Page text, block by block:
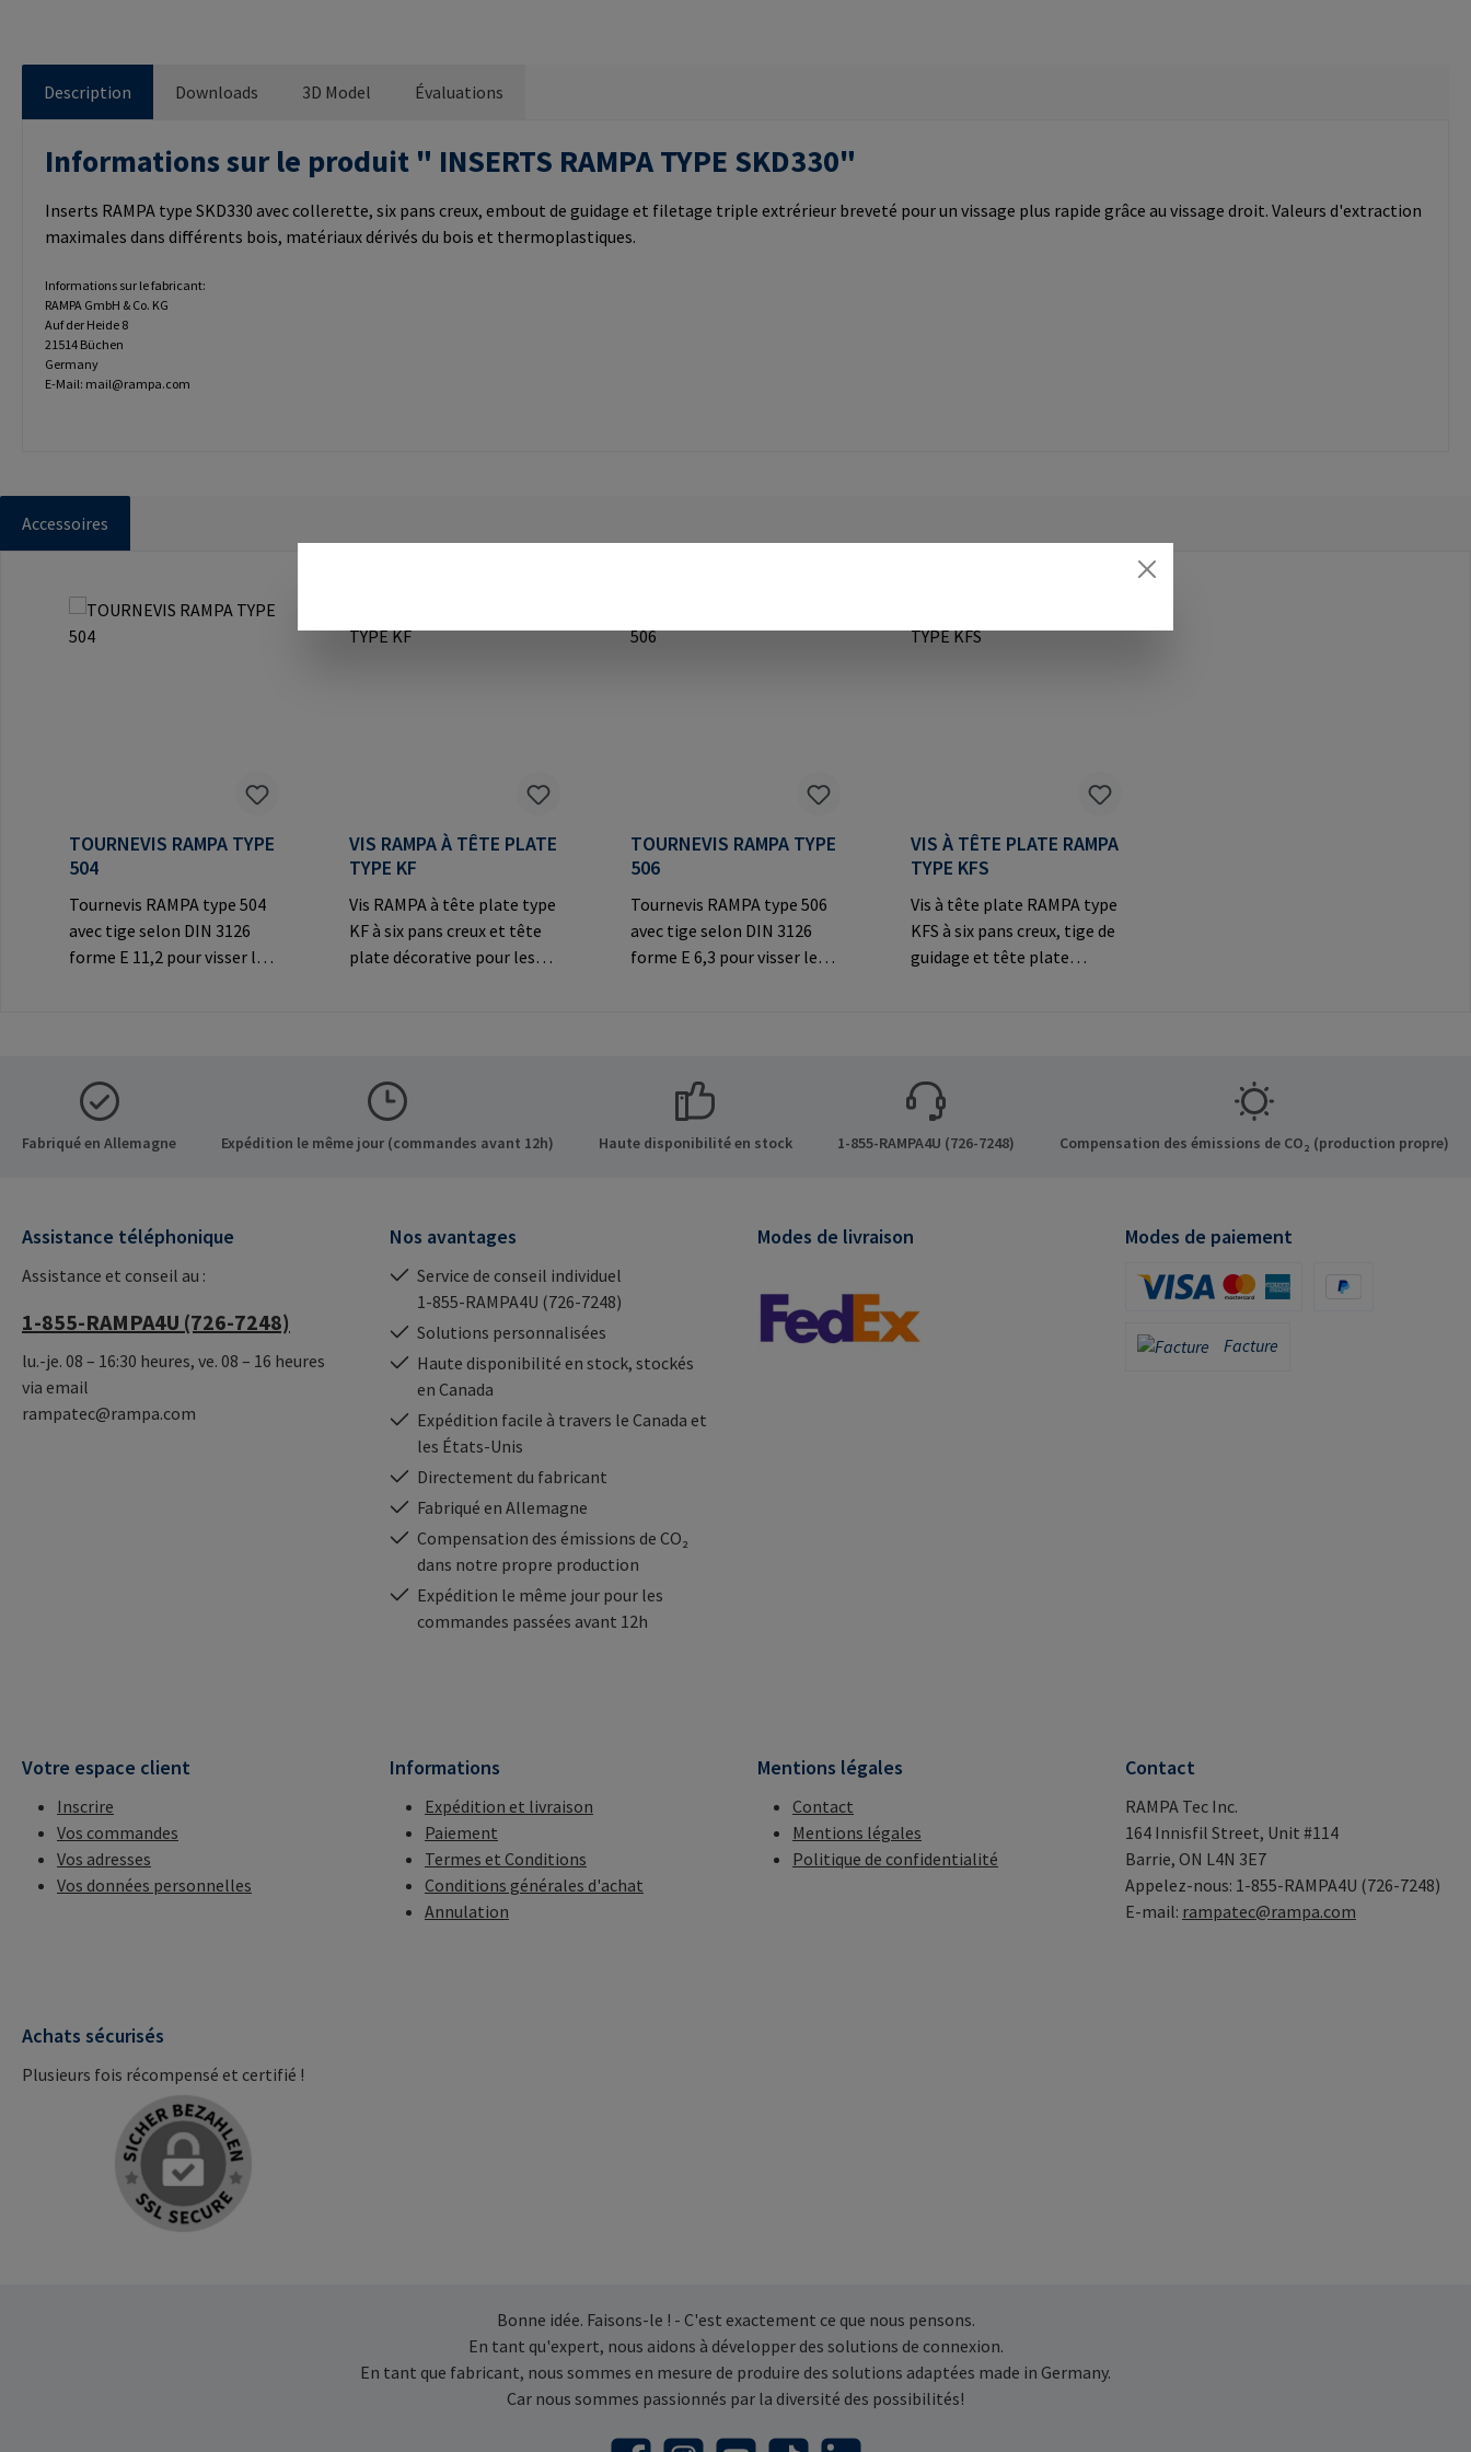
Description Downloads 3D Model Évaluations
Informations sur le produit " INSERTS RAMPA TYPE SKD330"
Inserts RAMPA type SKD330 avec collerette, six pans creux, embout de guidage et filetage triple extrérieur breveté pour un vissage plus rapide grâce au vissage droit. Valeurs d'extraction
maximales dans différents bois, matériaux dérivés du bois et thermoplastiques.
Informations sur le fabricant:
RAMPA GmbH & Co. KG
Auf der Heide 8
21514 Büchen
Germany
E-Mail: mail@rampa.com
Accessoires
TOURNEVIS RAMPA TYPE
504
Tournevis RAMPA type 504
avec tige selon DIN 3126
forme E 11,2 pour visser les
RAMPA.Informations sur le
fabricant: RAMPA GmbH &
Co. KG Auf der Heide 8 21514
VIS RAMPA À TÊTE PLATE
TYPE KF
Vis RAMPA à tête plate type
KF à six pans creux et tête
plate décorative pour les
Büchen Germany E-Mail:
mail@rampa.com
TOURNEVIS RAMPA TYPE
506
Tournevis RAMPA type 506
avec tige selon DIN 3126
forme E 6,3 pour visser les
RAMPA.Informations sur le
fabricant: RAMPA GmbH &
Co. KG Auf der Heide 8 21514
VIS À TÊTE PLATE RAMPA
TYPE KFS
Vis à tête plate RAMPA type
KFS à six pans creux, tige de
guidage et tête plate
Co. KG Auf der Heide 8 21514
Büchen Germany E-Mail:
mail@rampa.com
Fabriqué en Allemagne Expédition le même jour (commandes avant 12h) Haute disponibilité en stock 1-855-RAMPA4U (726-7248) Compensation des émissions de CO₂ (production propre)
Assistance téléphonique
Assistance et conseil au :
1-855-RAMPA4U (726-7248)
lu.-je. 08 – 16:30 heures, ve. 08 – 16 heures
via email
rampatec@rampa.com
Nos avantages
Service de conseil individuel
1-855-RAMPA4U (726-7248)
Solutions personnalisées
Haute disponibilité en stock, stockés
en Canada
Expédition facile à travers le Canada et
les États-Unis
Directement du fabricant
Fabriqué en Allemagne
Compensation des émissions de CO₂
dans notre propre production
Expédition le même jour pour les
commandes passées avant 12h
Modes de livraison Modes de paiement
Facture
Facture
Votre espace client
Inscrire
Vos commandes
Vos adresses
Vos données personnelles
Informations
Expédition et livraison
Paiement
Termes et Conditions
Conditions générales d'achat
Annulation
Mentions légales
Contact
Mentions légales
Politique de confidentialité
Contact
RAMPA Tec Inc.
164 Innisfil Street, Unit #114
Barrie, ON L4N 3E7
Appelez-nous: 1-855-RAMPA4U (726-7248)
E-mail: rampatec@rampa.com
Achats sécurisés
Plusieurs fois récompensé et certifié !
Bonne idée. Faisons-le ! - C'est exactement ce que nous pensons.
En tant qu'expert, nous aidons à développer des solutions de connexion.
En tant que fabricant, nous sommes en mesure de produire des solutions adaptées made in Germany.
Car nous sommes passionnés par la diversité des possibilités!